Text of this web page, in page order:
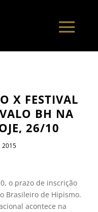
X FESTIVAL
BH NA
26/10
2015
o prazo de inscrição
Brasileiro de Hipismo.
acontece na